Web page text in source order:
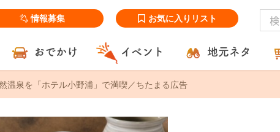
情報募集 お気に入りリスト
おでかけ イベント 地元ネタ
温泉を「ホテル小野浦」で満喫／ちたまる広告